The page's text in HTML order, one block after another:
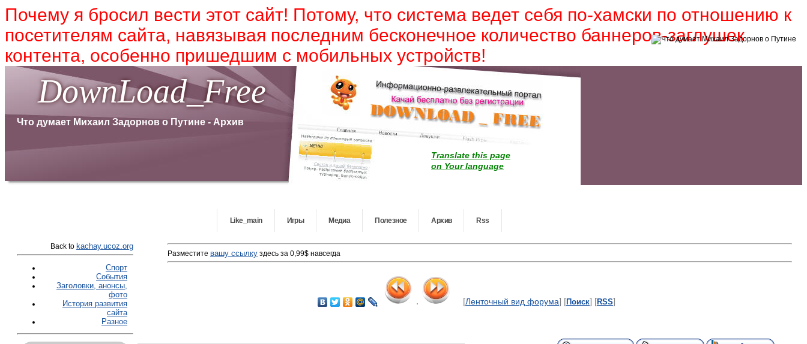
Почему я бросил вести этот сайт! Потому, что система ведет себя по-хамски по отношению к
посетителям сайта, навязывая последним бесконечное количество баннеров-заглушек
контента, особенно пришедшим с мобильных устройств!
DownLoad_Free
Что думает Михаил Задорнов о Путине - Архив
Translate this page
on Your language
Like_main Игры Медиа Полезное Архив Rss
Back to kachay.ucoz.org
Спорт
События
Заголовки, анонсы,
фото
История развития
сайта
Разное
Разместите вашу ссылку здесь за 0,99$ навсегда
. [Ленточный вид форума] [Поиск] [RSS]